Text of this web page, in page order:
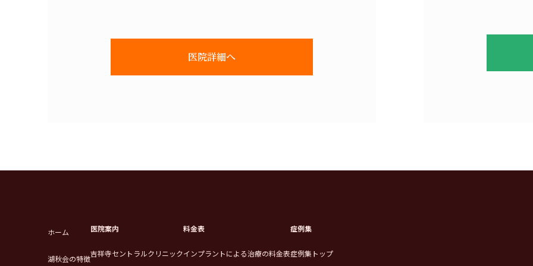
医院詳細へ
ホーム
湖秋会の特徴
医院案内
吉祥寺セントラルクリニック
料金表
インプラントによる治療の料金表
症例集
症例集トップ